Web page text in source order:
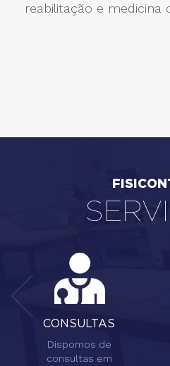
reabilitação e medicina
CONSULTAS
Dispomos de
consultas em